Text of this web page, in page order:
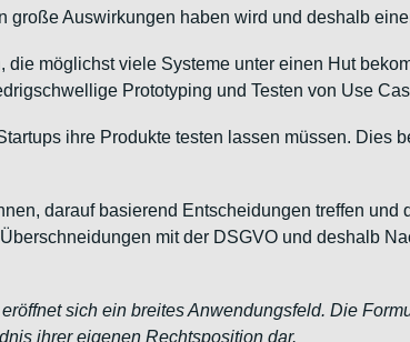
Auswirkungen haben wird und deshalb
möglichst viele Systeme unter einen Hut
Prototyping und Testen von Use
ihre Produkte testen lassen müssen. Dies
darauf basierend Entscheidungen treffen
mit der DSGVO und deshalb
sich ein breites Anwendungsfeld. Die
ihrer eigenen Rechtsposition dar.